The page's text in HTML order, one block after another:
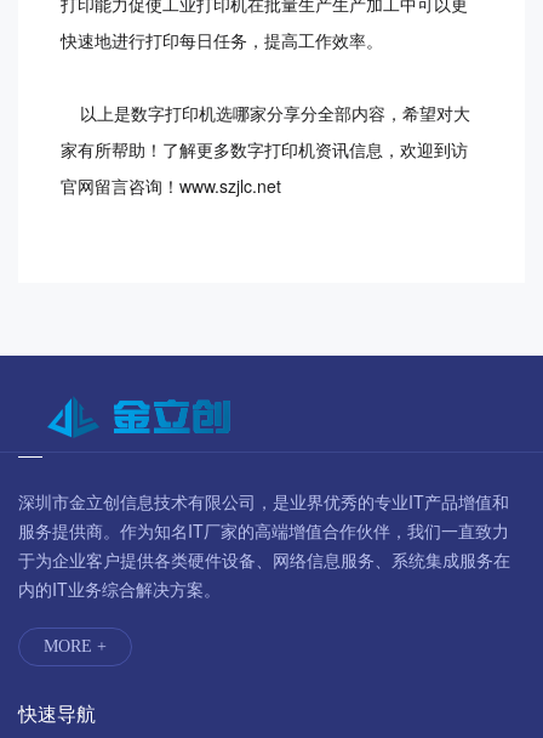
快速地进行打印每日任务，提高工作效率。
以上是数字打印机选哪家分享分全部内容，希望对大
家有所帮助！了解更多数字打印机资讯信息，欢迎到访
官网留言咨询！www.szjlc.net
深圳市金立创信息技术有限公司，是业界优秀的专业IT产品增值和
服务提供商。作为知名IT厂家的高端增值合作伙伴，我们一直致力
于为企业客户提供各类硬件设备、网络信息服务、系统集成服务在
内的IT业务综合解决方案。
MORE +
快速导航